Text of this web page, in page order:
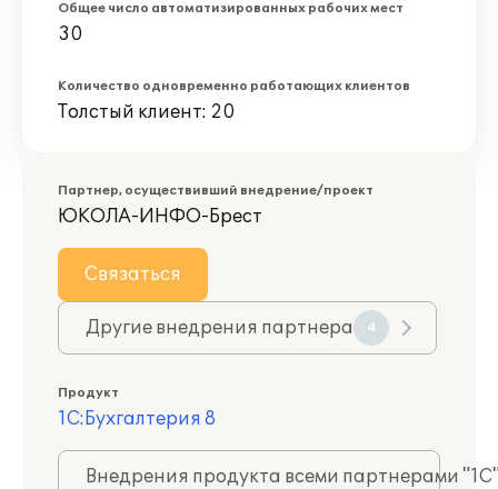
Общее число автоматизированных рабочих мест
30
Количество одновременно работающих клиентов
Толстый клиент: 20
Партнер, осуществивший внедрение/проект
ЮКОЛА-ИНФО-Брест
Связаться
Другие внедрения партнера 4
Продукт
1С:Бухгалтерия 8
Внедрения продукта всеми партнерами